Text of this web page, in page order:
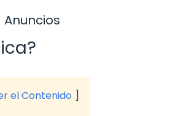
Anuncios
el Contenido